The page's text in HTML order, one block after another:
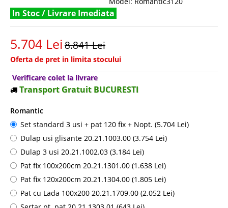
In Stoc / Livrare Imediata
5.704 Lei8.841 Lei
Oferta de pret in limita stocului
Verificare colet la livrare
Transport Gratuit BUCURESTI
Romantic
Set standard 3 usi + pat 120 fix + Nopt. (5.704 Lei)
Dulap usi glisante 20.21.1003.00 (3.754 Lei)
Dulap 3 usi 20.21.1002.03 (3.184 Lei)
Pat fix 100x200cm 20.21.1301.00 (1.638 Lei)
Pat fix 120x200cm 20.21.1304.00 (1.805 Lei)
Pat cu Lada 100x200 20.21.1709.00 (2.052 Lei)